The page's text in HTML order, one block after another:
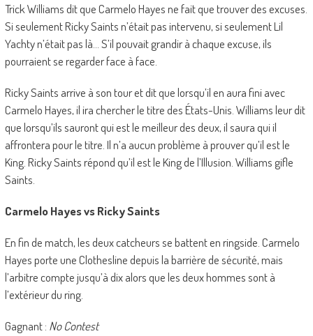
Trick Williams dit que Carmelo Hayes ne fait que trouver des excuses.
Si seulement Ricky Saints n’était pas intervenu, si seulement Lil
Yachty n’était pas là… S’il pouvait grandir à chaque excuse, ils
pourraient se regarder face à face.
Ricky Saints arrive à son tour et dit que lorsqu’il en aura fini avec
Carmelo Hayes, il ira chercher le titre des États-Unis. Williams leur dit
que lorsqu’ils sauront qui est le meilleur des deux, il saura qui il
affrontera pour le titre. Il n’a aucun problème à prouver qu’il est le
King. Ricky Saints répond qu’il est le King de l’Illusion. Williams gifle
Saints.
Carmelo Hayes vs Ricky Saints
En fin de match, les deux catcheurs se battent en ringside. Carmelo
Hayes porte une Clothesline depuis la barrière de sécurité, mais
l’arbitre compte jusqu’à dix alors que les deux hommes sont à
l’extérieur du ring.
Gagnant : No Contest